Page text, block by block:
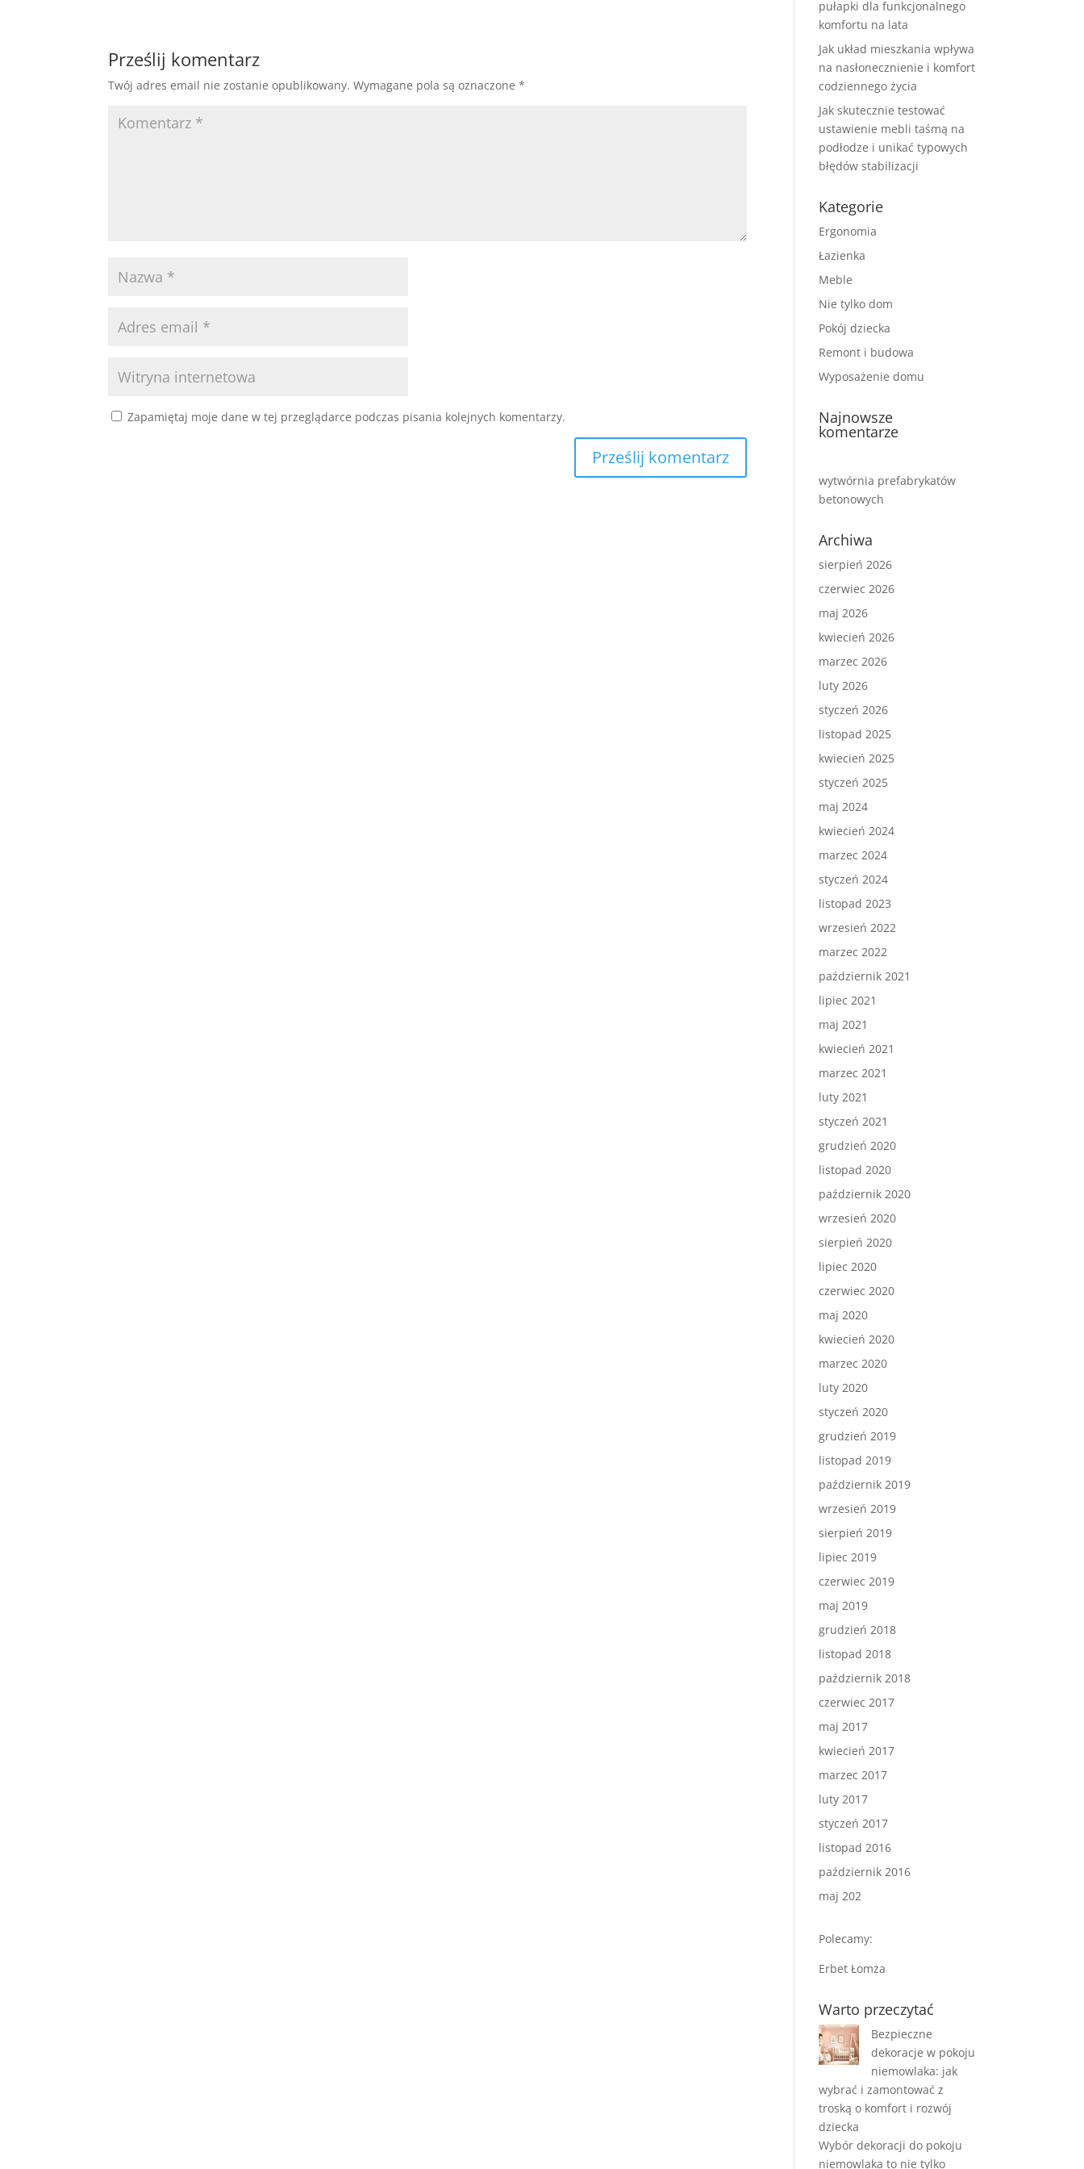
Prześlij komentarz
Twój adres email nie zostanie opublikowany. Wymagane pola są oznaczone*
Zapamiętaj moje dane w tej przeglądarce podczas pisania kolejnych komentarzy.
pułapki dla funkcjonalnego
komfortu na lata
Jak układ mieszkania wpływa
na nasłonecznienie i komfort
codziennego życia
Jak skutecznie testować
ustawienie mebli taśmą na
podłodze i unikać typowych
błędów stabilizacji
Kategorie
Ergonomia
Łazienka
Meble
Nie tylko dom
Pokój dziecka
Remont i budowa
Wyposażenie domu
Najnowsze
komentarze
wytwórnia prefabrykatów
betonowych
Archiwa
sierpień 2026
czerwiec 2026
maj 2026
kwiecień 2026
marzec 2026
luty 2026
styczeń 2026
listopad 2025
kwiecień 2025
styczeń 2025
maj 2024
kwiecień 2024
marzec 2024
styczeń 2024
listopad 2023
wrzesień 2022
marzec 2022
październik 2021
lipiec 2021
maj 2021
kwiecień 2021
marzec 2021
luty 2021
styczeń 2021
grudzień 2020
listopad 2020
październik 2020
wrzesień 2020
sierpień 2020
lipiec 2020
czerwiec 2020
maj 2020
kwiecień 2020
marzec 2020
luty 2020
styczeń 2020
grudzień 2019
listopad 2019
październik 2019
wrzesień 2019
sierpień 2019
lipiec 2019
czerwiec 2019
maj 2019
grudzień 2018
listopad 2018
październik 2018
czerwiec 2017
maj 2017
kwiecień 2017
marzec 2017
luty 2017
styczeń 2017
listopad 2016
październik 2016
maj 202
Polecamy:
Erbet Łomża
Warto przeczytać
Bezpieczne
dekoracje w pokoju
niemowlaka: jak
wybrać i zamontować z
troską o komfort i rozwój
dziecka
Wybór dekoracji do pokoju
niemowlaka to nie tylko